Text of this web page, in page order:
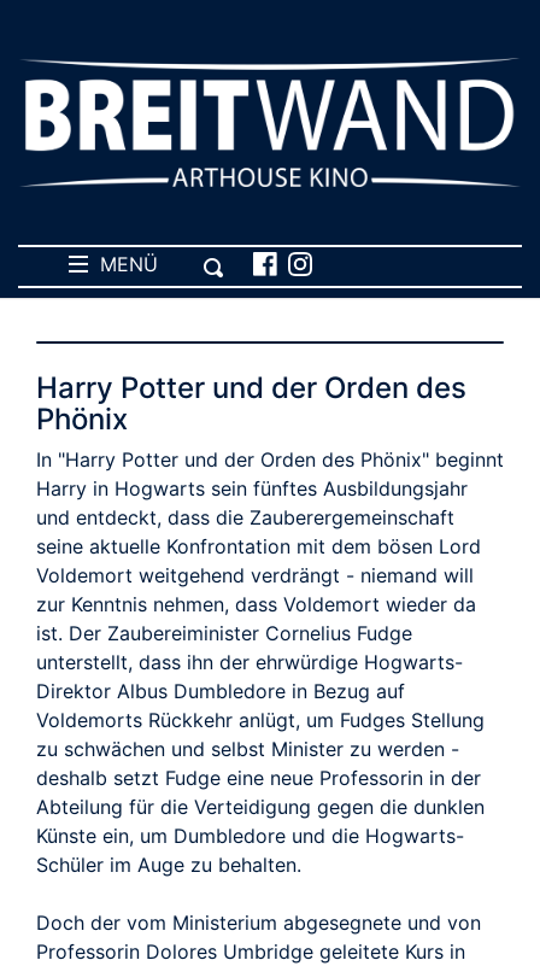
MENÜ
Harry Potter und der Orden des
Phönix
In "Harry Potter und der Orden des Phönix" beginnt
Harry in Hogwarts sein fünftes Ausbildungsjahr
und entdeckt, dass die Zauberergemeinschaft
seine aktuelle Konfrontation mit dem bösen Lord
Voldemort weitgehend verdrängt - niemand will
zur Kenntnis nehmen, dass Voldemort wieder da
ist. Der Zaubereiminister Cornelius Fudge
unterstellt, dass ihn der ehrwürdige Hogwarts-
Direktor Albus Dumbledore in Bezug auf
Voldemorts Rückkehr anlügt, um Fudges Stellung
zu schwächen und selbst Minister zu werden -
deshalb setzt Fudge eine neue Professorin in der
Abteilung für die Verteidigung gegen die dunklen
Künste ein, um Dumbledore und die Hogwarts-
Schüler im Auge zu behalten.
Doch der vom Ministerium abgesegnete und von
Professorin Dolores Umbridge geleitete Kurs in